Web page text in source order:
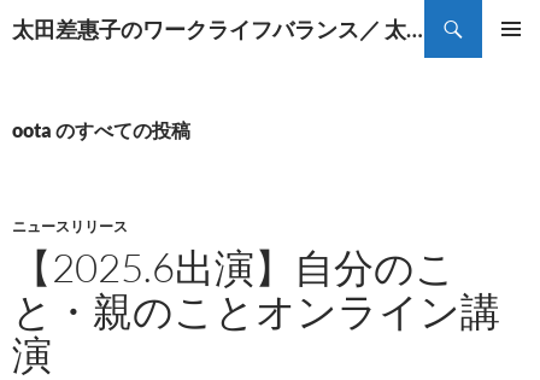
ン
ツ
太田差惠子のワークライフバランス／ 太田差恵子の遠距離介護
検
索
oota のすべての投稿
ニュースリリース
【2025.6出演】自分のこ
と・親のことオンライン講
演